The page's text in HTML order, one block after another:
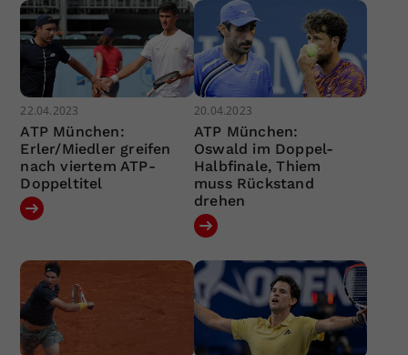
22.04.2023
ATP München:
Erler/Miedler greifen
nach viertem ATP-
Doppeltitel
20.04.2023
ATP München:
Oswald im Doppel-
Halbfinale, Thiem
muss Rückstand
drehen